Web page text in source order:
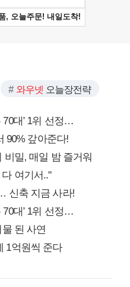
와우넷 오늘장전략
70대’ 1위 선정…
90% 갚아준다!
비밀, 매일 밤 즐거워
여기서.."
신축 지금 사라!
70대’ 1위 선정…
된 사연
1억원씩 준다